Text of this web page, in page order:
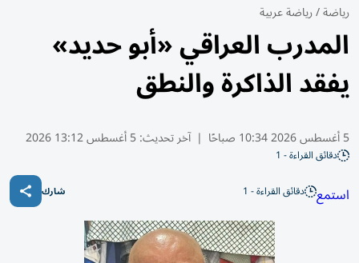
رياضة/رياضة عربية
المدرب العراقي «أبو حديد»
يفقد الذاكرة والنطق
5 أغسطس 2026 10:34 صباحًا | آخر تحديث:5 أغسطس 13:12 2026
دقائق القراءة - 1
استمع دقائق القراءة - 1 شارك